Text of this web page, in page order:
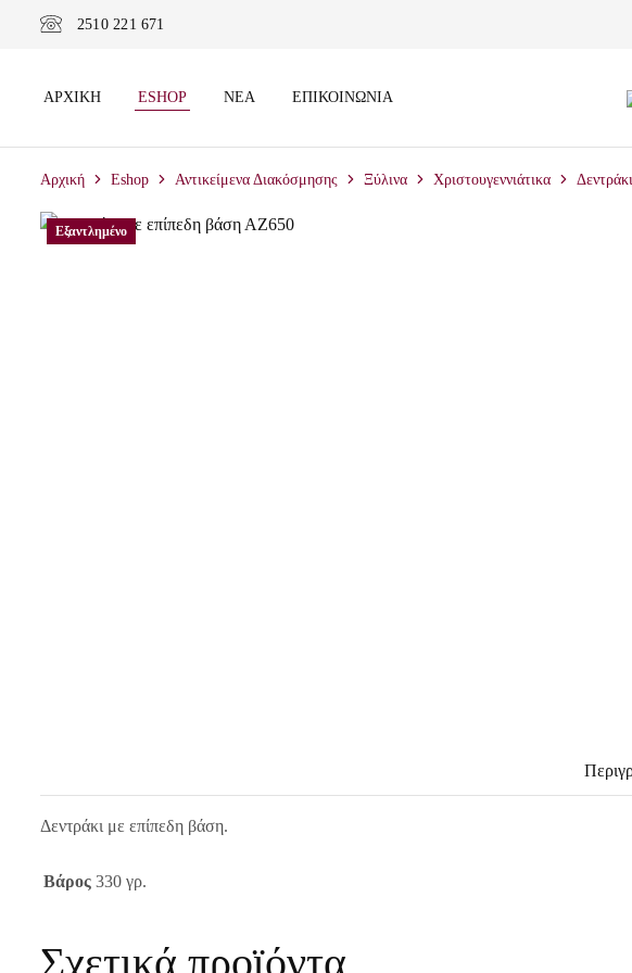
2510 221 671
ΑΡΧΙΚΉ ESHOP ΝΈΑ ΕΠΙΚΟΙΝΩΝΊΑ
Αρχική Eshop Αντικείμενα Διακόσμησης Ξύλινα Χριστουγεννιάτικα
Δεντράκι με επίπεδη βάση.
Βάρος 330 γρ.
Σχετικά προϊόντα
Εξαντλημένο